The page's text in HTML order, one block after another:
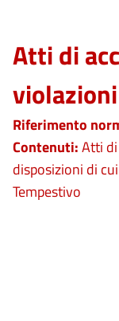
Atti di
violazioni
Riferimento
Contenuti:Atti
disposizioni di
Tempestivo